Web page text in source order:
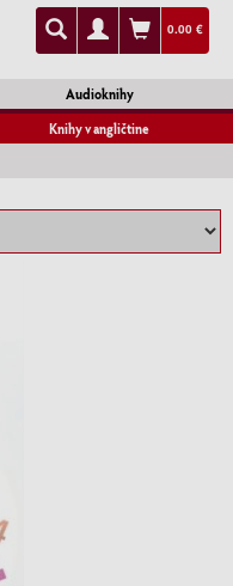
0.00 €
Audioknihy
Knihy v angličtine